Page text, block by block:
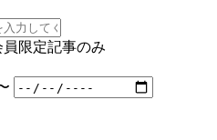
員限定記事のみ